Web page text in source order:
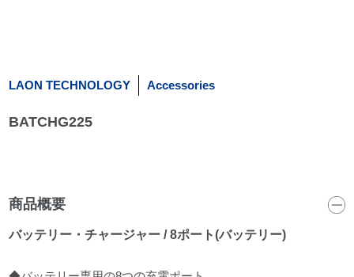
LAON TECHNOLOGY Accessories
BATCHG225
商品概要
バッテリー・チャージャー / 8ポート(バッテリー)